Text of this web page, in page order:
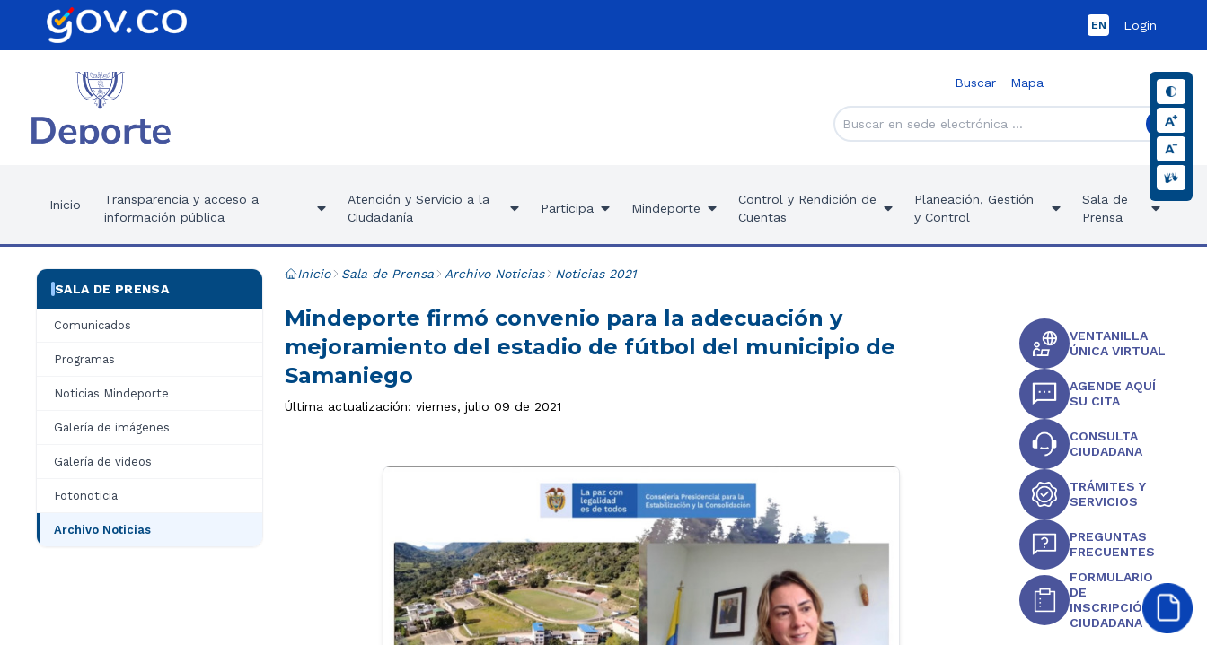
EN Login
Buscar Mapa
Inicio
Transparencia y acceso a
información pública
Atención y Servicio a la
Ciudadanía
Participa Mindeporte
Control y Rendición de
Cuentas
Planeación, Gestión
y Control
Sala de
Prensa
SALA DE PRENSA
Comunicados
Programas
Noticias Mindeporte
Galería de imágenes
Galería de videos
Fotonoticia
Archivo Noticias
Inicio Sala de Prensa Archivo Noticias Noticias 2021
Mindeporte firmó convenio para la adecuación y
mejoramiento del estadio de fútbol del municipio de
Samaniego
Última actualización: viernes, julio 09 de 2021
VENTANILLA
ÚNICA VIRTUAL
AGENDE AQUÍ
SU CITA
CONSULTA
CIUDADANA
TRÁMITES Y
SERVICIOS
PREGUNTAS
FRECUENTES
FORMULARIO
DE
INSCRIPCIÓN
CIUDADANA